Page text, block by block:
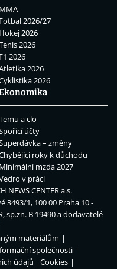
MMA
Fotbal 2026/27
Hokej 2026
2026
F1 2026
2026
2026
a clo
účty
– změny
roky k důchodu
Minimální mzda 2027
v práci
NEWS CENTER a.s.
3493/1, 100 00 Praha 10 -
sp.zn. B 19490 a dodavatelé
materiálům
společnosti
údajů
Cookies